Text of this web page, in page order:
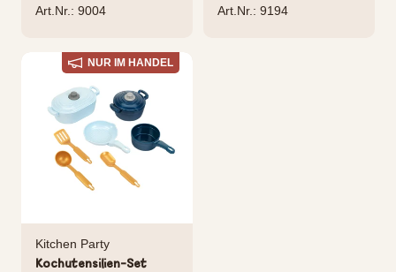
Art.Nr.: 9004 Art.Nr.: 9194
NUR IM HANDEL
Kitchen Party
Kochutensilien-Set